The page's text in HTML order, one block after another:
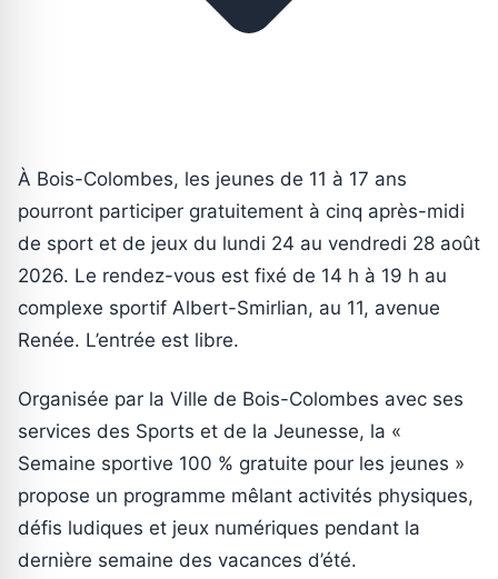
À Bois-Colombes, les jeunes de 11 à 17 ans
pourront participer gratuitement à cinq après-midi
de sport et de jeux du lundi 24 au vendredi 28 août
2026. Le rendez-vous est fixé de 14 h à 19 h au
complexe sportif Albert-Smirlian, au 11, avenue
Renée. L’entrée est libre.
Organisée par la Ville de Bois-Colombes avec ses
services des Sports et de la Jeunesse, la «
Semaine sportive 100 % gratuite pour les jeunes »
propose un programme mêlant activités physiques,
défis ludiques et jeux numériques pendant la
dernière semaine des vacances d’été.